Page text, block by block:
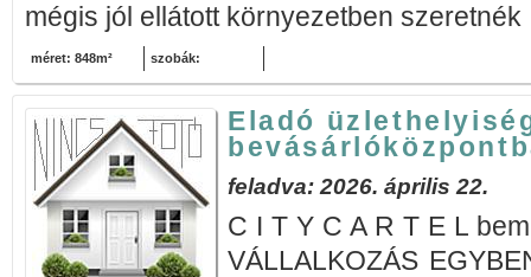
mégis jól ellátott környezetben
méret: 848m² szobák:
Eladó
feladva: 2026. április 22.
C I T Y C A R T E L
VÁLLALKOZÁS